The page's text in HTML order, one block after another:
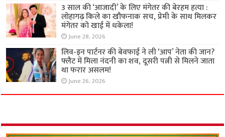
3 साल की ‘आजादी’ के लिए मंगेतर की बेरहम हत्या :
लोहागढ़ किले का खौफनाक सच, प्रेमी के साथ मिलकर
मंगेतर को खाई में धकेला!
June 28, 2026
लिव-इन पार्टनर की बेवफाई ने ली ‘आप’ नेता की जान?
फ्लैट में मिला नंदनी का शव, दूसरी पत्नी से मिलने जाता
था फरार असलम!
June 26, 2026